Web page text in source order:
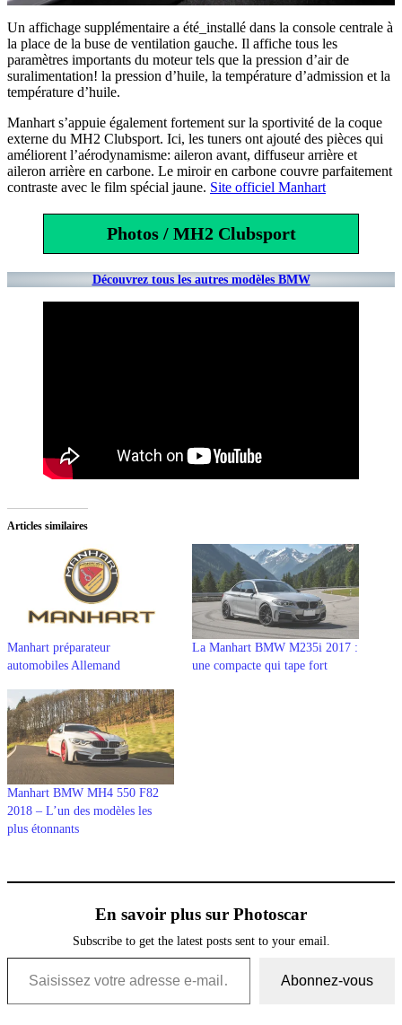
Un affichage supplémentaire a été_installé dans la console centrale à
la place de la buse de ventilation gauche. Il affiche tous les
paramètres importants du moteur tels que la pression d’air de
suralimentation! la pression d’huile, la température d’admission et la
température d’huile.
Manhart s’appuie également fortement sur la sportivité de la coque
externe du MH2 Clubsport. Ici, les tuners ont ajouté des pièces qui
améliorent l’aérodynamisme: aileron avant, diffuseur arrière et
aileron arrière en carbone. Le miroir en carbone couvre parfaitement
contraste avec le film spécial jaune. Site officiel Manhart
Photos / MH2 Clubsport
Découvrez tous les autres modèles BMW
Articles similaires
Manhart préparateur
automobiles Allemand
La Manhart BMW M235i 2017 :
une compacte qui tape fort
Manhart BMW MH4 550 F82
2018 – L’un des modèles les
plus étonnants
En savoir plus sur Photoscar
Subscribe to get the latest posts sent to your email.
Saisissez votre adresse e-mail…
Abonnez-vous